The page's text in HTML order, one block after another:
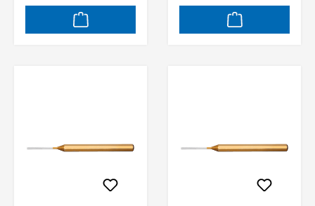
durchgehärtet und
sorgfältig
auf Anfrage
durchgehärtet und
sorgfältig
auf Anfrage